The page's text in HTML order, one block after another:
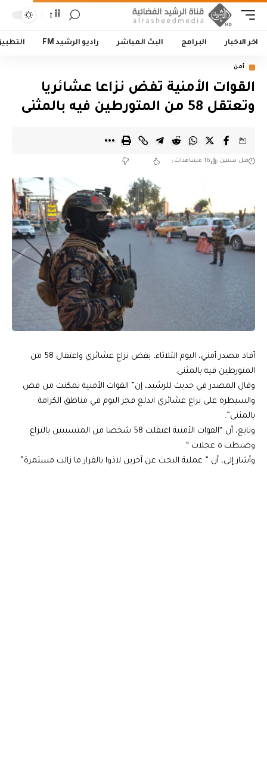
أأ
اخر الاخبار البرامج البث المباشر راديو الرشيد FM
أمن
القوات الأمنية تفض نزاعا عشائريا
وتعتقل 58 من المتورطين فيه بالمثنى
قبل سنتين 16 مشاهدات
أفاد مصدر أمني، اليوم الثلاثاء، بفض نزاع عشائري واعتقال 58 من
المتورطين فيه بالمثنى.
وقال المصدر في حديث للرشيد، إن” القوات الأمنية تمكنت من فض
والسيطرة على نزاع عشائري اندلع فجر اليوم في مناطق الكرامة
بالمثنى”.
وتابع، أن “القوات الأمنية اعتقلت 58 شخصا من المتسببين بالنزاع
وضبطت ٥ عجلات “.
وأشار إلى، أن ” عملية البحث عن آخرين لاذوا بالفرار ما زالت مستمرة”